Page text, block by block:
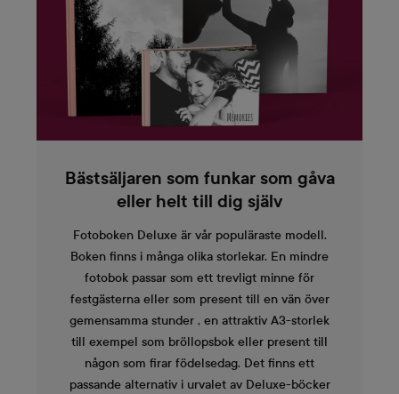
Bästsäljaren som funkar som gåva
eller helt till dig själv
Fotoboken Deluxe är vår populäraste modell.
Boken finns i många olika storlekar. En mindre
fotobok passar som ett trevligt minne för
festgästerna eller som present till en vän över
gemensamma stunder , en attraktiv A3-storlek
till exempel som bröllopsbok eller present till
någon som firar födelsedag. Det finns ett
passande alternativ i urvalet av Deluxe-böcker